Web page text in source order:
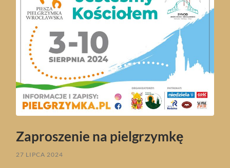
Zaproszenie na pielgrzymkę
27 LIPCA 2024